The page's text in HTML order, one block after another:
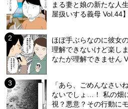
まる妻と娘の新たな人
屋扱いする義母 Vol.44】
ほぼ手ぶらなのに彼女
理解できないけど楽し
なたが理解できません
「あら、ごめんなさい
ないでしょ…！ 私の畑
視？悪意？その行動に